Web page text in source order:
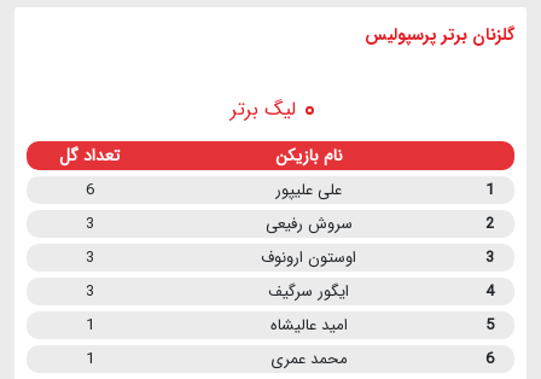
گلزنان برتر پرسپولیس
لیگ برتر
نام بازیکن تعداد گل
1 علی علیپور
6
2
سروش رفیعی
3
3
اوستون ارونوف
3
4
ایگور سرگیف
3
5
امید عالیشاه
1
6
محمد عمری
1